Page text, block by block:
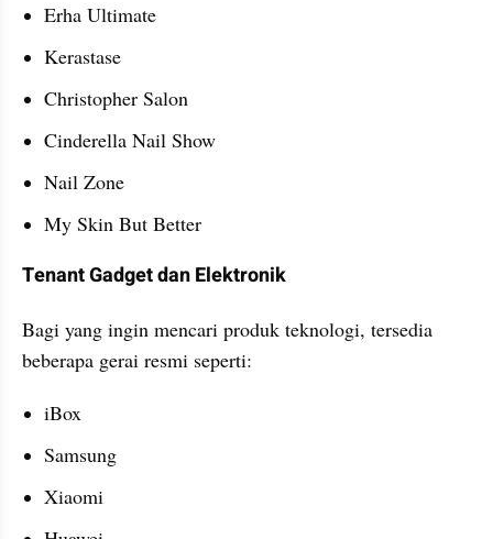
Erha Ultimate
Kerastase
Christopher Salon
Cinderella Nail Show
Nail Zone
My Skin But Better
Tenant Gadget dan Elektronik
Bagi yang ingin mencari produk teknologi, tersedia
beberapa gerai resmi seperti:
iBox
Samsung
Xiaomi